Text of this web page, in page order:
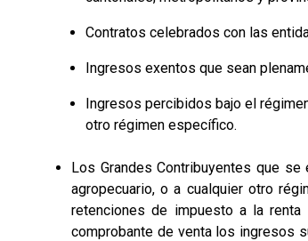
Contratos celebrados con las
Ingresos exentos que sean
Ingresos percibidos bajo el
otro régimen específico.
Los Grandes Contribuyentes que
agropecuario, o a cualquier otro
retenciones de impuesto a la
comprobante de venta los ingresos